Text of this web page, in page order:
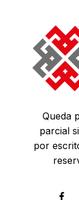
Queda
parcial
por